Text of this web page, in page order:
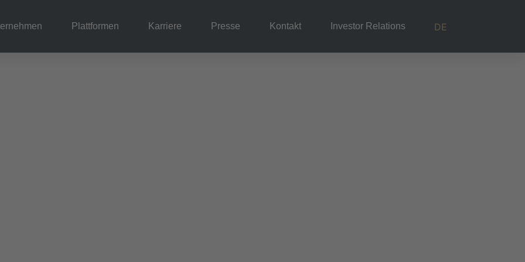
Plattformen Karriere Presse Kontakt Investor Relations DE